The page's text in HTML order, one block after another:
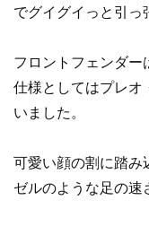
でグイグイっと引っ
フロントフェンダー
仕様としてはプレオ
いました。
可愛い顔の割に踏み
ゼルのような足の速